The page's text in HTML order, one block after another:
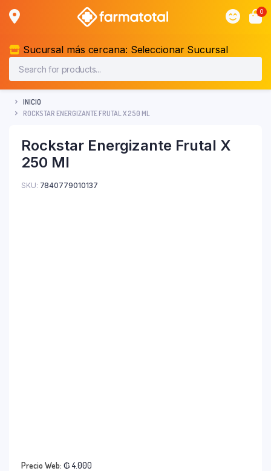
0
Sucursal más cercana: Seleccionar Sucursal
INICIO
ROCKSTAR ENERGIZANTE FRUTAL X 250 ML
Rockstar Energizante Frutal X
250 Ml
SKU: 7840779010137
Precio Web: ₲ 4.000